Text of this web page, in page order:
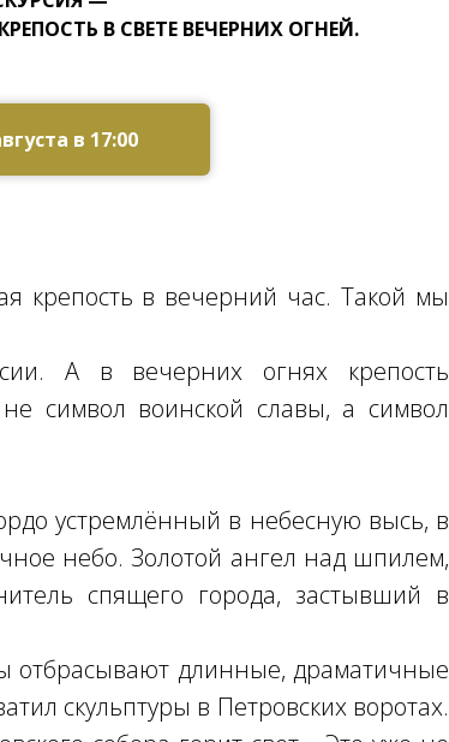
В СВЕТЕ ВЕЧЕРНИХ ОГНЕЙ.
в 17:00
крепость в вечерний час. Такой мы
А в вечерних огнях крепость
символ воинской славы, а символ
устремлённый в небесную высь, в
небо. Золотой ангел над шпилем,
спящего города, застывший в
отбрасывают длинные, драматичные
скульптуры в Петровских воротах.